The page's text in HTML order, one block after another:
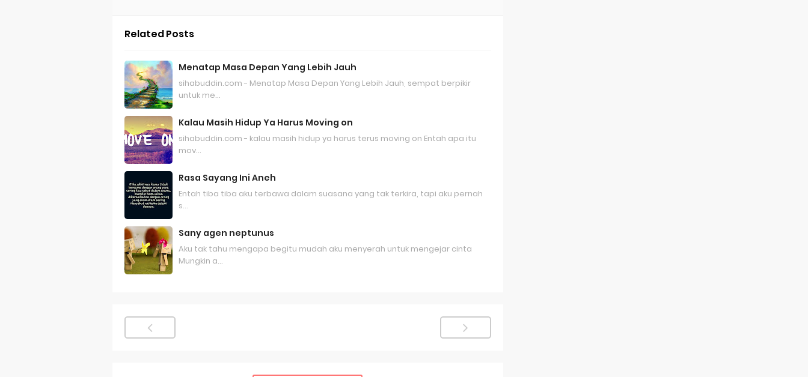
Related Posts
Menatap Masa Depan Yang Lebih Jauh
sihabuddin.com - Menatap Masa Depan Yang Lebih Jauh, sempat berpikir
untuk me…
Kalau Masih Hidup Ya Harus Moving on
sihabuddin.com - kalau masih hidup ya harus terus moving on Entah apa itu
mov…
Rasa Sayang Ini Aneh
Entah tiba tiba aku terbawa dalam suasana yang tak terkira, tapi aku pernah
s…
Sany agen neptunus
Aku tak tahu mengapa begitu mudah aku menyerah untuk mengejar cinta
Mungkin a…